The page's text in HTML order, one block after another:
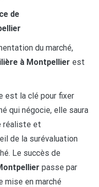
de
du marché,
à Montpellier est
est la clé pour fixer
qui négocie, elle saura
réaliste et
de la surévaluation
Le succès de
passe par
mise en marché